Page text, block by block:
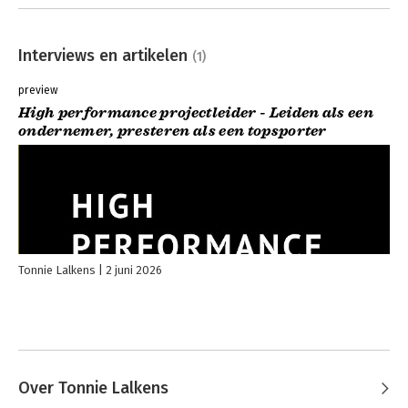
Interviews en artikelen (1)
preview
High performance projectleider - Leiden als een
ondernemer, presteren als een topsporter
Tonnie Lalkens 2 juni 2026
Over Tonnie Lalkens